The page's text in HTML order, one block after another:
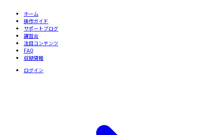
ホーム
操作ガイド
サポートブログ
講習会
注目コンテンツ
FAQ
収録情報
ログイン